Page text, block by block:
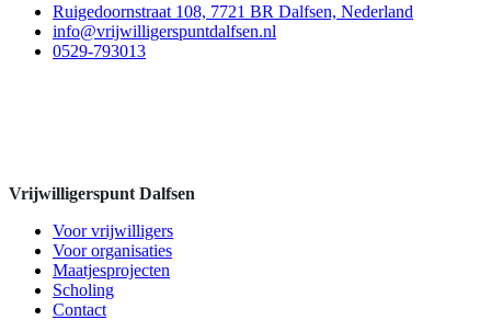
Ruigedoornstraat 108, 7721 BR Dalfsen, Nederland
info@vrijwilligerspuntdalfsen.nl
0529-793013
Vrijwilligerspunt Dalfsen
Voor vrijwilligers
Voor organisaties
Maatjesprojecten
Scholing
Contact